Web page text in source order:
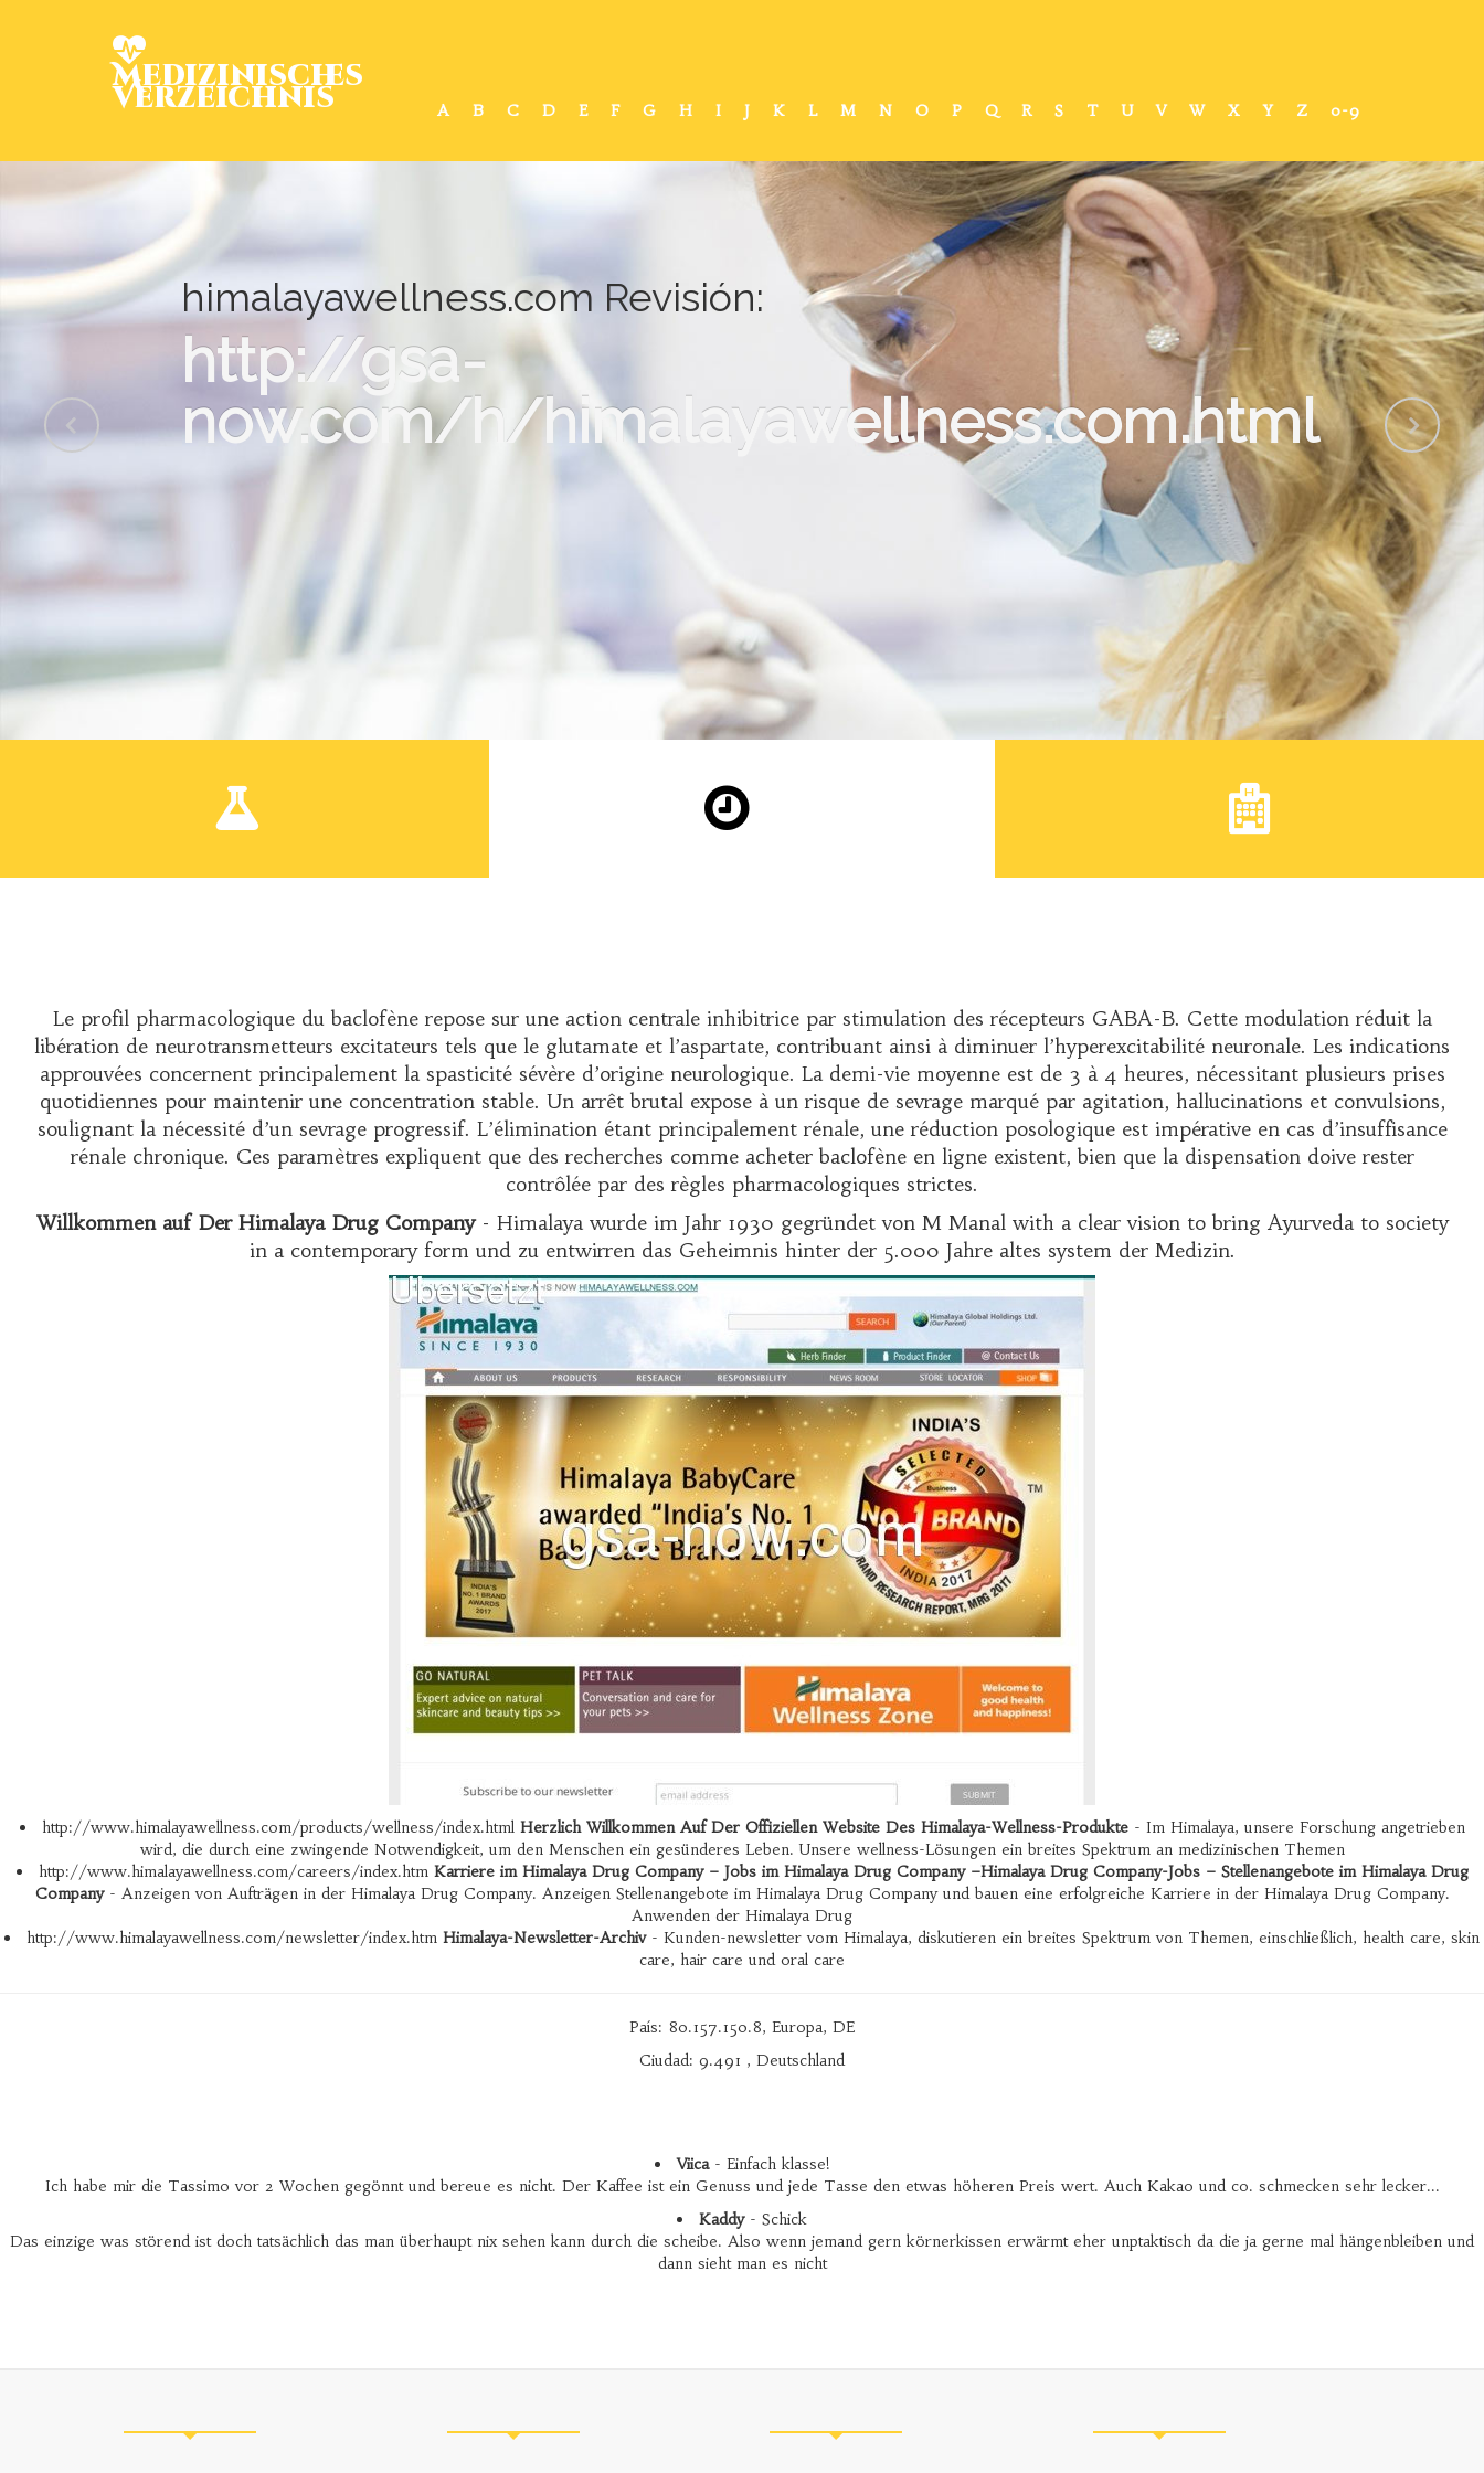
Medizinisches
Verzeichnis A B C D E F G H I J K L M N O P Q R S T U V W X Y Z 0-9
himalayawellness.com Revisión:
http://gsa-
now.com/h/himalayawellness.com.html
Le profil pharmacologique du baclofène repose sur une action centrale inhibitrice par stimulation des récepteurs GABA-B. Cette modulation réduit la
libération de neurotransmetteurs excitateurs tels que le glutamate et l’aspartate, contribuant ainsi à diminuer l’hyperexcitabilité neuronale. Les indications
approuvées concernent principalement la spasticité sévère d’origine neurologique. La demi-vie moyenne est de 3 à 4 heures, nécessitant plusieurs prises
quotidiennes pour maintenir une concentration stable. Un arrêt brutal expose à un risque de sevrage marqué par agitation, hallucinations et convulsions,
soulignant la nécessité d’un sevrage progressif. L’élimination étant principalement rénale, une réduction posologique est impérative en cas d’insuffisance
rénale chronique. Ces paramètres expliquent que des recherches comme acheter baclofène en ligneexistent, bien que la dispensation doive rester
contrôlée par des règles pharmacologiques strictes.
Willkommen auf Der Himalaya Drug Company- Himalaya wurde im Jahr 1930 gegründet von M Manal with a clear vision to bring Ayurveda to society
in a contemporary form und zu entwirren das Geheimnis hinter der 5.000 Jahre altes system der Medizin.
http://www.himalayawellness.com/products/wellness/index.html Herzlich Willkommen Auf Der Offiziellen Website Des Himalaya-Wellness-Produkte- Im Himalaya, unsere Forschung angetrieben
wird, die durch eine zwingende Notwendigkeit, um den Menschen ein gesünderes Leben. Unsere wellness-Lösungen ein breites Spektrum an medizinischen Themen
http://www.himalayawellness.com/careers/index.htm Karriere im Himalaya Drug Company – Jobs im Himalaya Drug Company –Himalaya Drug Company-Jobs – Stellenangebote im Himalaya Drug
Company- Anzeigen von Aufträgen in der Himalaya Drug Company. Anzeigen Stellenangebote im Himalaya Drug Company und bauen eine erfolgreiche Karriere in der Himalaya Drug Company.
Anwenden der Himalaya Drug
http://www.himalayawellness.com/newsletter/index.htm Himalaya-Newsletter-Archiv- Kunden-newsletter vom Himalaya, diskutieren ein breites Spektrum von Themen, einschließlich, health care, skin
care, hair care und oral care
País: 80.157.150.8, Europa, DE
Ciudad: 9.491 , Deutschland
Viica- Einfach klasse!
Ich habe mir die Tassimo vor 2 Wochen gegönnt und bereue es nicht. Der Kaffee ist ein Genuss und jede Tasse den etwas höheren Preis wert. Auch Kakao und co. schmecken sehr lecker...
Kaddy- Schick
Das einzige was störend ist doch tatsächlich das man überhaupt nix sehen kann durch die scheibe. Also wenn jemand gern körnerkissen erwärmt eher unptaktisch da die ja gerne mal hängenbleiben und
dann sieht man es nicht